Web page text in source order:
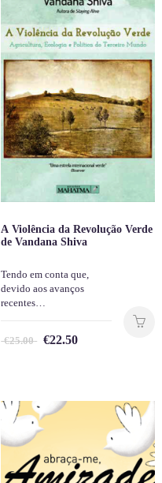
A Violência da Revolução Verde
de Vandana Shiva
Tendo em conta que,
devido aos avanços
recentes…
€25.00 €22.50